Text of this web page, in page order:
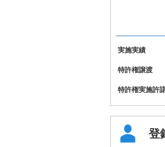
実施実績
特許権譲渡
特許権実施許
登